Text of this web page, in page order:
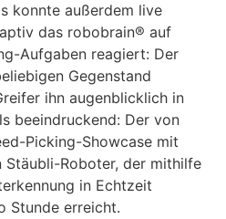
konnte außerdem live
das robobrain® auf
Aufgaben reagiert: Der
Gegenstand
ihn augenblicklich in
beeindruckend: Der von
Picking-Showcase mit
Stäubli-Roboter, der mithilfe
in Echtzeit
Stunde erreicht.